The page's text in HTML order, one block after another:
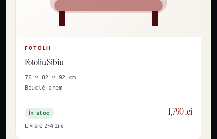
FOTOLII
Fotoliu Sibiu
78 × 82 × 92 cm
Bouclé crem
În stoc 1,790 lei
Livrare 2-4 zile